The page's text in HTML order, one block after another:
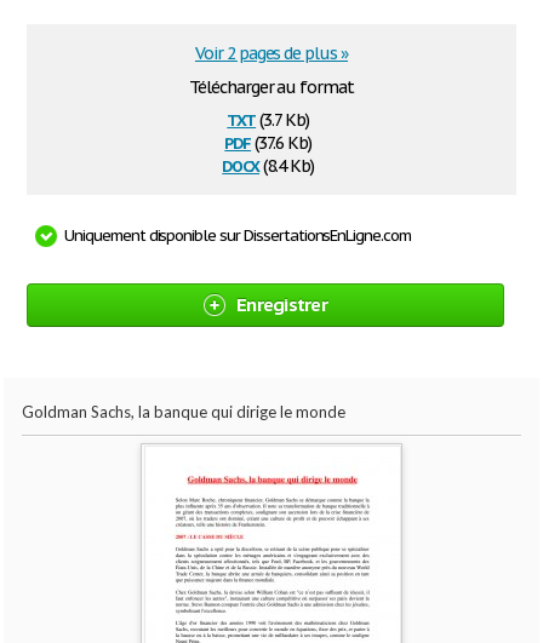
Télécharger au format
txt(3.7 Kb)
pdf(37.6 Kb)
docx(8.4 Kb)
Voir 2 pages de plus »
Uniquement disponible sur DissertationsEnLigne.com
Enregistrer
Goldman Sachs, la banque qui dirige le monde